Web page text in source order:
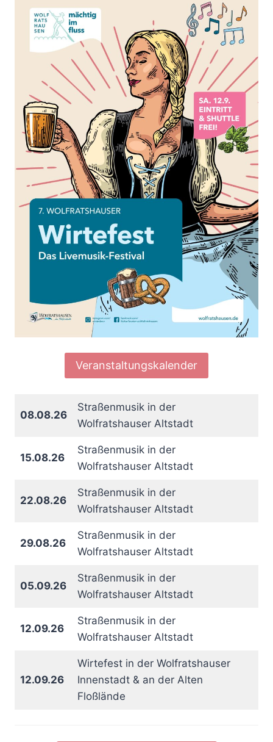
Veranstaltungskalender
08.08.26
Straßenmusik in der
Wolfratshauser Altstadt
15.08.26
Straßenmusik in der
Wolfratshauser Altstadt
22.08.26
Straßenmusik in der
Wolfratshauser Altstadt
29.08.26
Straßenmusik in der
Wolfratshauser Altstadt
05.09.26
Straßenmusik in der
Wolfratshauser Altstadt
12.09.26
Straßenmusik in der
Wolfratshauser Altstadt
12.09.26
Wirtefest in der Wolfratshauser
Innenstadt & an der Alten
Floßlände